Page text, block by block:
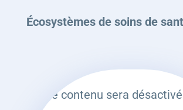
Écosystèmes de soins de
Ce contenu sera